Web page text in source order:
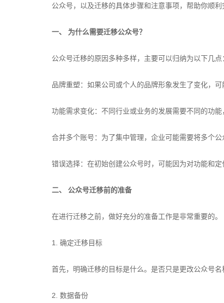
公众号，以及迁移的具体步骤和注意事项，帮助你顺利
一、 为什么需要迁移公众号？
公众号迁移的原因多种多样，主要可以归纳为以下几点
品牌重塑：如果公司或个人的品牌形象发生了变化，可
功能需求变化：不同行业或业务的发展需要不同的功
合并多个账号：为了集中管理，企业可能需要将多个公
错误选择：在初始创建公众号时，可能因为对功能和定
二、 公众号迁移前的准备
在进行迁移之前，做好充分的准备工作是非常重要的。
1. 确定迁移目标
首先，明确迁移的目标是什么。是否只是更改公众号
2. 数据备份